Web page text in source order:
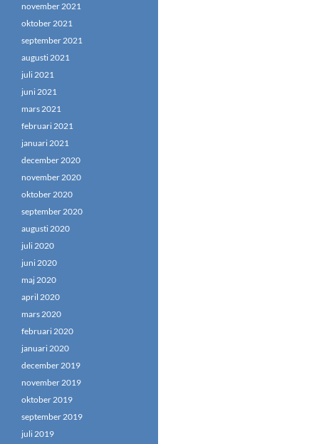
november 2021
oktober 2021
september 2021
augusti 2021
juli 2021
juni 2021
mars 2021
februari 2021
januari 2021
december 2020
november 2020
oktober 2020
september 2020
augusti 2020
juli 2020
juni 2020
maj 2020
april 2020
mars 2020
februari 2020
januari 2020
december 2019
november 2019
oktober 2019
september 2019
juli 2019